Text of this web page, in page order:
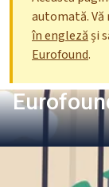
automată. Vă
în englezăși
Eurofound.